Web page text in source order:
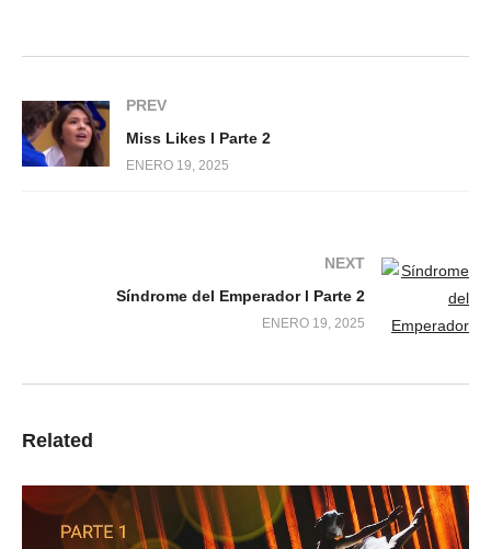
PREV
Miss Likes l Parte 2
ENERO 19, 2025
NEXT
Síndrome del Emperador l Parte 2
ENERO 19, 2025
Related